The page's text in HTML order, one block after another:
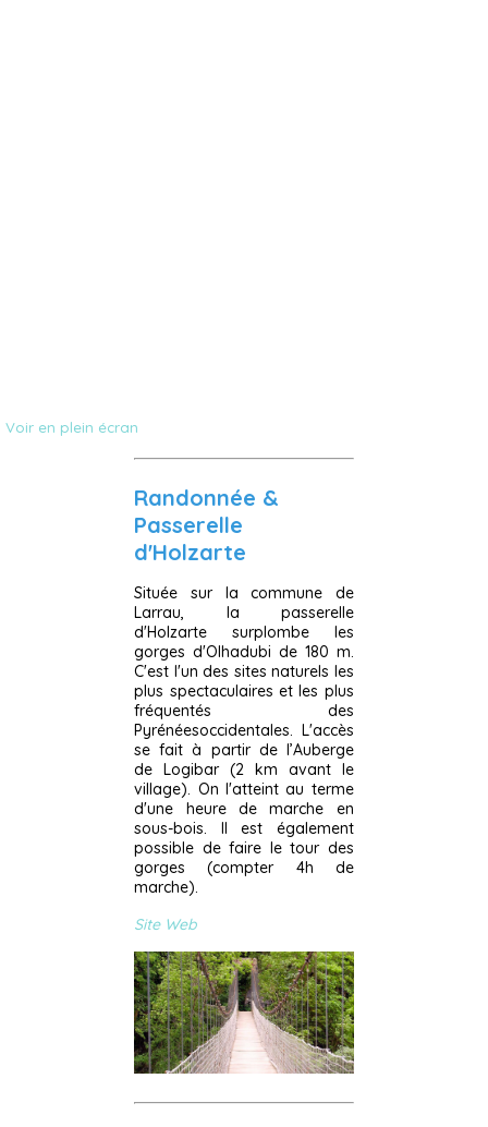
Voir en plein écran
Randonnée &
Passerelle
d'Holzarte
Située sur la commune de
Larrau, la passerelle
d'Holzarte surplombe les
gorges d'Olhadubi de 180 m.
C'est l'un des sites naturels les
plus spectaculaires et les plus
fréquentés des
Pyrénéesoccidentales. L'accès
se fait à partir de l’Auberge
de Logibar (2 km avant le
village). On l'atteint au terme
d'une heure de marche en
sous-bois. Il est également
possible de faire le tour des
gorges (compter 4h de
marche).
Site Web